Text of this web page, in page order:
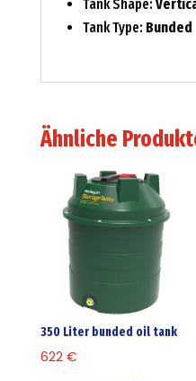
Tank Shape:
Tank Type: Bunded
Ähnliche
350 Liter bunded oil tank
622 €